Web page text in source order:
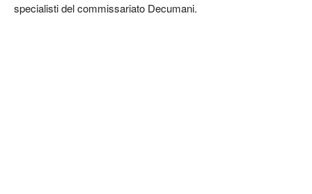
specialisti del commissariato Decumani.